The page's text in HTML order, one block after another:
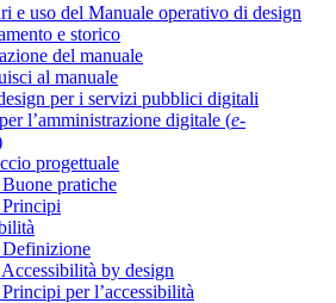
e uso del Manuale operativo di design
e storico
del manuale
al manuale
per i servizi pubblici digitali
l’amministrazione digitale (e-
progettuale
pratiche
Definizione
by design
per l’accessibilità